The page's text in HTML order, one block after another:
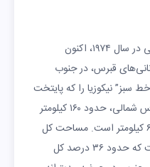
پس از جدایی قبرس شمالی و جنوبی در سال ۱۹۷۴، اکنون
قبرس، در جنوب
سبز” نیکوزیا را که پایتخت
هر دو کشور است، جدا می‌کند. قبرس شمالی، حدود ۱۶۰ کیلومتر
طول دارد و بزرگ‌ترین منطقه آن، ۶۵ کیلومتر است. مساحت کل
این کشور، ۳,۵۵۰ کیلومتر مربع است که حدود ۳۶ درصد کل